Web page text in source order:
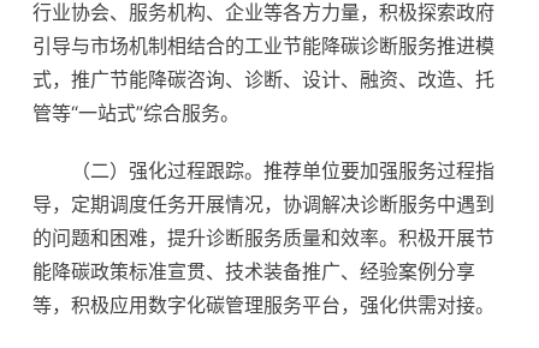
行业协会、服务机构、企业等各方力量，积极探索政府
引导与市场机制相结合的工业节能降碳诊断服务推进模
式，推广节能降碳咨询、诊断、设计、融资、改造、托
管等“一站式”综合服务。
（二）强化过程跟踪。推荐单位要加强服务过程指
导，定期调度任务开展情况，协调解决诊断服务中遇到
的问题和困难，提升诊断服务质量和效率。积极开展节
能降碳政策标准宣贯、技术装备推广、经验案例分享
等，积极应用数字化碳管理服务平台，强化供需对接。